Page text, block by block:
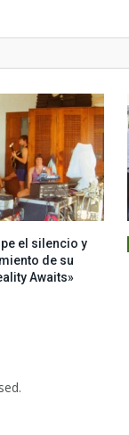
el silencio y
de su
Awaits»